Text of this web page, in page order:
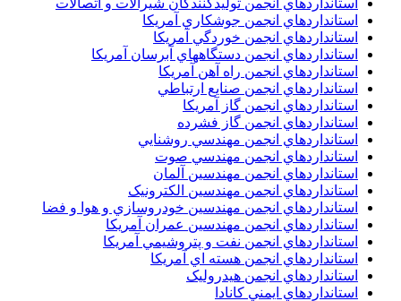
استانداردهاي انجمن جوشکاري آمريکا
استانداردهاي انجمن خوردگي آمريکا
استانداردهاي انجمن دستگاههاي آبرسان آمريکا
استانداردهاي انجمن راه آهن آمريکا
استانداردهاي انجمن صنايع ارتباطي
استانداردهاي انجمن گاز آمريکا
استانداردهاي انجمن گاز فشرده
استانداردهاي انجمن مهندسي روشنايي
استانداردهاي انجمن مهندسي صوت
استانداردهاي انجمن مهندسين آلمان
استانداردهاي انجمن مهندسين الکترونيک
استانداردهاي انجمن مهندسين خودروسازي و هوا و فضا
استانداردهاي انجمن مهندسين عمران آمريکا
استانداردهاي انجمن نفت و پتروشيمي آمريکا
استانداردهاي انجمن هسته اي آمريکا
استانداردهاي انجمن هيدروليک
استانداردهاي ايمني کانادا